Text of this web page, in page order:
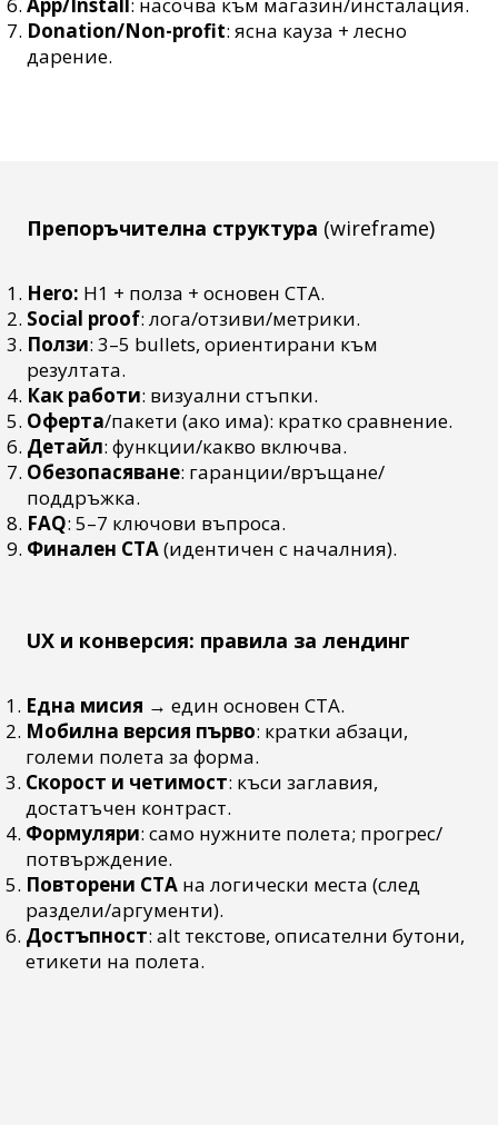
App/Install : насочва към магазин/инсталация.
Donation/Non-profit: ясна кауза + лесно
дарение.
Препоръчителна структура (wireframe)
Hero: H1 + полза + основен CTA.
Social proof: лога/отзиви/метрики.
Ползи: 3–5 bullets, ориентирани към
резултата.
Как работи: визуални стъпки.
Оферта/пакети (ако има): кратко сравнение.
Детайл: функции/какво включва.
Обезопасяване: гаранции/връщане/
поддръжка.
FAQ: 5–7 ключови въпроса.
Финален CTA(идентичен с началния).
UX и конверсия: правила за лендинг
Една мисия → един основен CTA.
Мобилна версия първо: кратки абзаци,
големи полета за форма.
Скорост и четимост: къси заглавия,
достатъчен контраст.
Формуляри: само нужните полета; прогрес/
потвърждение.
Повторени CTA на логически места (след
раздели/аргументи).
Достъпност: alt текстове, описателни бутони,
етикети на полета.